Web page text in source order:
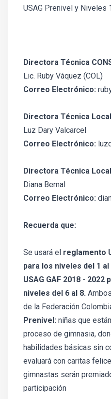
USAG Prenivel y Niveles
Directora Técnica
Lic. Ruby Váquez (COL)
Correo Electrónico:
Directora Técnica
Luz Dary Valcarcel
Correo Electrónico:
Directora Técnica
Diana Bernal
Correo Electrónico:
Recuerda que:
Se usará el reglamento
para los niveles del 1 al
USAG GAF 2018 - 2022
niveles del 6 al 8.
de la Federación
Prenivel: niñas que
proceso de gimnasia,
habilidades básicas sin
evaluará con caritas
gimnastas serán
participación